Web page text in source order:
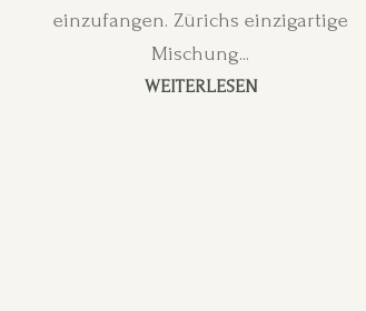
einzufangen. Zürichs einzigartige
Mischung...
WEITERLESEN